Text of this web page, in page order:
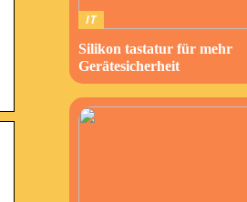
IT
Silikon tastatur für mehr
Gerätesicherheit